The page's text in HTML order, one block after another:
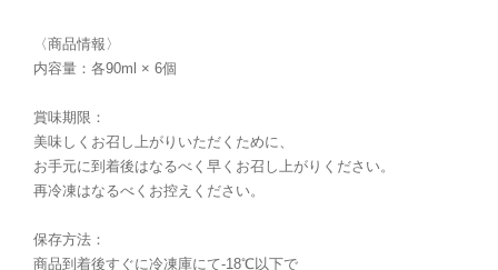
〈商品情報〉
内容量：各90ml × 6個
賞味期限：
美味しくお召し上がりいただくために、
お手元に到着後はなるべく早くお召し上がりください。
再冷凍はなるべくお控えください。
保存方法：
商品到着後すぐに冷凍庫にて-18℃以下で